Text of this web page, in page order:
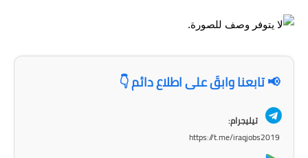
اسئلة وزارية
📢 تابعنا وابقَ على اطلاع دائم 👇
تيليجرام:
https://t.me/iraqjobs2019